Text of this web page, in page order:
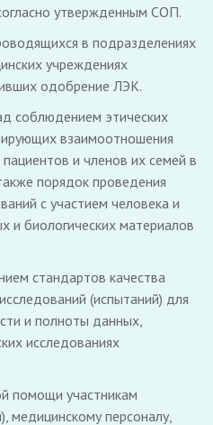
утвержденным СОП.
в подразделениях
учреждениях
одобрение ЛЭК.
соблюдением этических
взаимоотношения
и членов их семей в
порядок проведения
с участием человека и
и биологических материалов
стандартов качества
(испытаний) для
и полноты данных,
исследованиях
помощи участникам
медицинскому персоналу,